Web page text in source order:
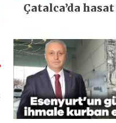
Çatalca’da